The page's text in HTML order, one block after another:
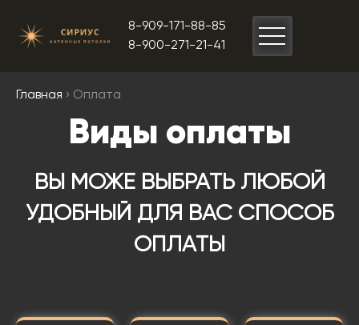
8-909-171-88-85
8-900-271-21-41
Главная › Оплата
Виды оплаты
ВЫ МОЖЕ ВЫБРАТЬ ЛЮБОЙ
УДОБНЫЙ ДЛЯ ВАС СПОСОБ
ОПЛАТЫ